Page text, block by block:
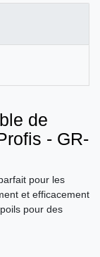
de
- GR-
pour les
et efficacement
pour des